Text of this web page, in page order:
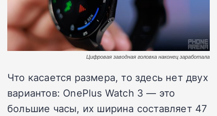
Цифровая заводная головка наконец заработала
Что касается размера, то здесь нет двух
вариантов: OnePlus Watch 3 — это
большие часы, их ширина составляет 47